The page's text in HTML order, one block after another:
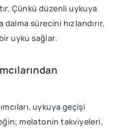
Çünkü düzenli uykuya
dalma sürecini hızlandırır,
uyku sağlar.
uykuya geçişi
melatonin takviyeleri,